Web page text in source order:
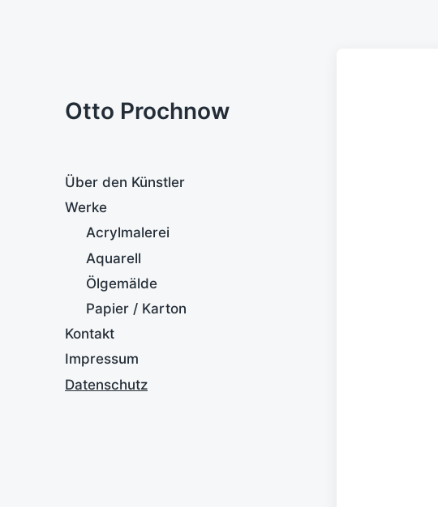
Otto Prochnow
Über den Künstler
Werke
Acrylmalerei
Aquarell
Ölgemälde
Papier / Karton
Kontakt
Impressum
Datenschutz